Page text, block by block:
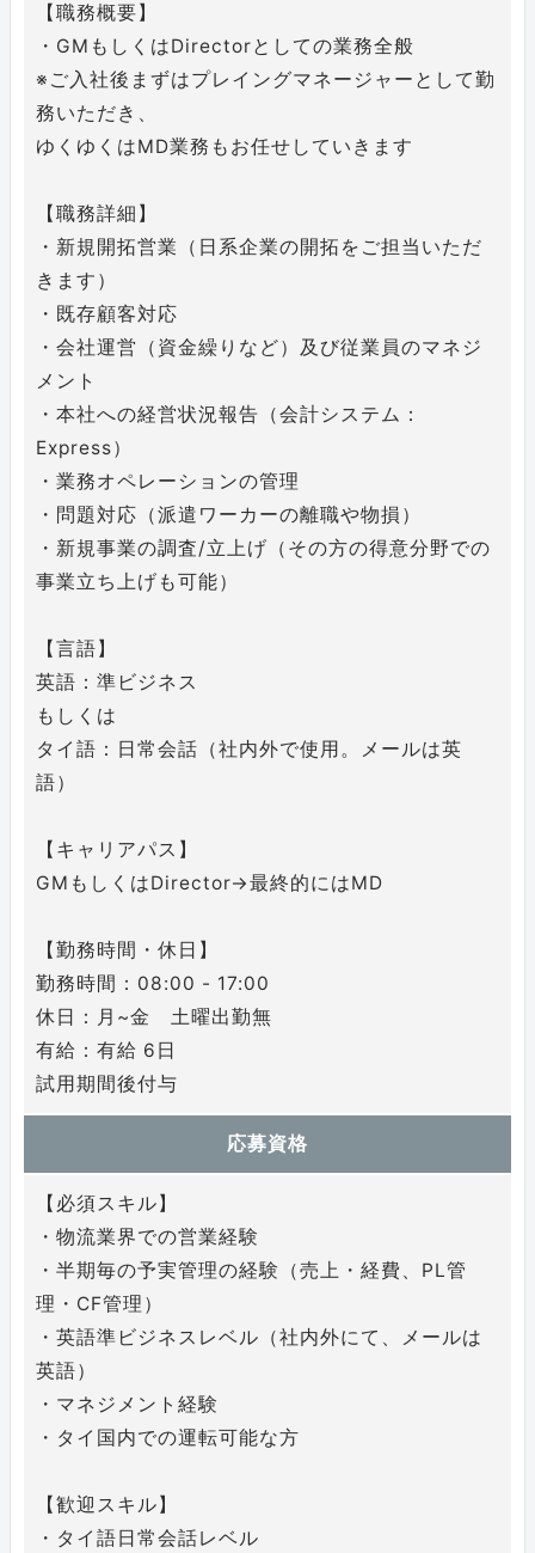
【職務概要】
・GMもしくはDirectorとしての業務全般
※ご入社後まずはプレイングマネージャーとして勤
務いただき、
ゆくゆくはMD業務もお任せしていきます
【職務詳細】
・新規開拓営業（日系企業の開拓をご担当いただ
きます）
・既存顧客対応
・会社運営（資金繰りなど）及び従業員のマネジ
メント
・本社への経営状況報告（会計システム：
Express）
・業務オペレーションの管理
・問題対応（派遣ワーカーの離職や物損）
・新規事業の調査/立上げ（その方の得意分野での
事業立ち上げも可能）
【言語】
英語：準ビジネス
もしくは
タイ語：日常会話（社内外で使用。メールは英
語）
【キャリアパス】
GMもしくはDirector→最終的にはMD
【勤務時間・休日】
勤務時間：08:00 - 17:00
休日：月~金 土曜出勤無
有給：有給 6日
試用期間後付与
応募資格
【必須スキル】
・物流業界での営業経験
・半期毎の予実管理の経験（売上・経費、PL管
理・CF管理）
・英語準ビジネスレベル（社内外にて、メールは
英語）
・マネジメント経験
・タイ国内での運転可能な方
【歓迎スキル】
・タイ語日常会話レベル